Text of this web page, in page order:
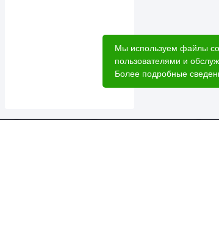
Мы используем файлы
пользователями и
Более подробные